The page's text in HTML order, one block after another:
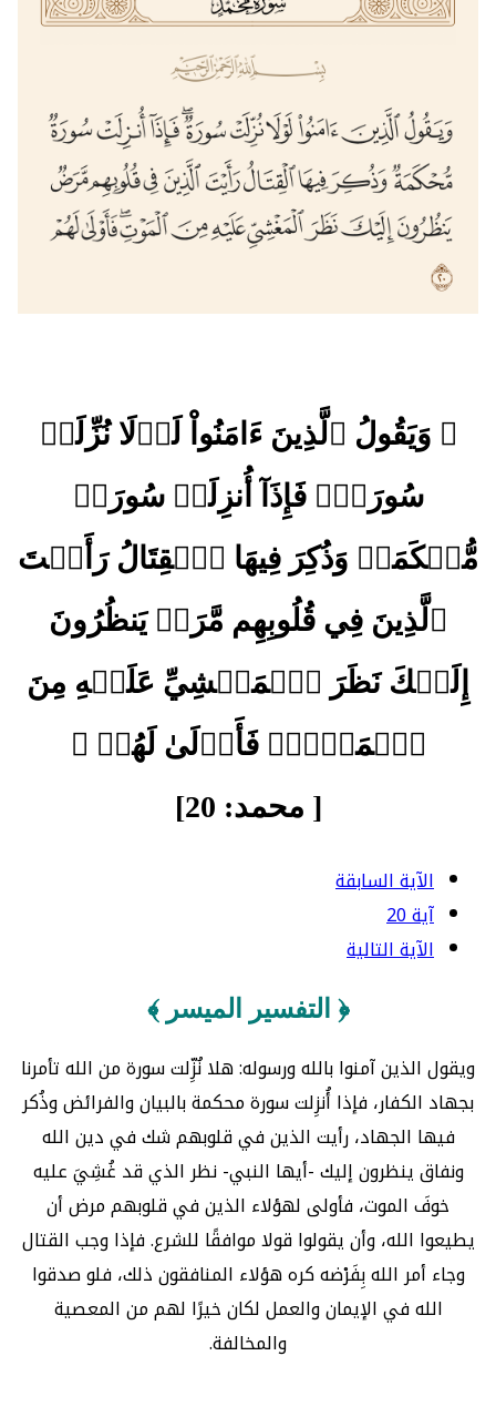
﴿ وَيَقُولُ ٱلَّذِينَ ءَامَنُواْ لَوۡلَا نُزِّلَتۡ
سُورَةٞۖ فَإِذَآ أُنزِلَتۡ سُورَةٞ
مُّحۡكَمَةٞ وَذُكِرَ فِيهَا ٱلۡقِتَالُ رَأَيۡتَ
ٱلَّذِينَ فِي قُلُوبِهِم مَّرَضٞ يَنظُرُونَ
إِلَيۡكَ نَظَرَ ٱلۡمَغۡشِيِّ عَلَيۡهِ مِنَ
ٱلۡمَوۡتِۖ فَأَوۡلَىٰ لَهُمۡ ﴾
[ محمد: 20]
الآية السابقة
آية 20
الآية التالية
﴿ التفسير الميسر ﴾
ويقول الذين آمنوا بالله ورسوله: هلا نُزِّلت سورة من الله تأمرنا
بجهاد الكفار، فإذا أُنزِلت سورة محكمة بالبيان والفرائض وذُكر
فيها الجهاد، رأيت الذين في قلوبهم شك في دين الله
ونفاق ينظرون إليك -أيها النبي- نظر الذي قد غُشِيَ عليه
خوفَ الموت، فأولى لهؤلاء الذين في قلوبهم مرض أن
يطيعوا الله، وأن يقولوا قولا موافقًا للشرع. فإذا وجب القتال
وجاء أمر الله بِفَرْضه كره هؤلاء المنافقون ذلك، فلو صدقوا
الله في الإيمان والعمل لكان خيرًا لهم من المعصية
والمخالفة.